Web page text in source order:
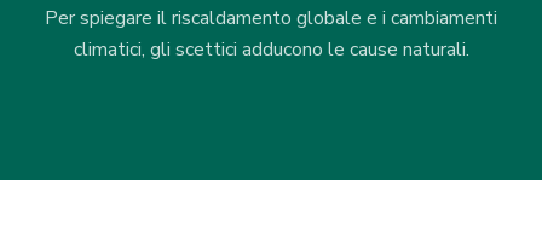
Per spiegare il riscaldamento globale e i cambiamenti
climatici, gli scettici adducono le cause naturali.